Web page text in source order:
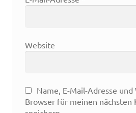
Website
Name, E-Mail-Adresse
Browser für meinen nächsten